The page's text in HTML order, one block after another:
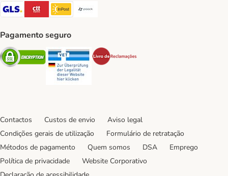
GLS Shipping Method
CTTExpress Shipping Method
InPost Shipping Method
Pagamento seguro
Security Security
Contactos Custos de envio
Aviso legal
Condições gerais de utilização
Formulário de retratação
Métodos de pagamento
Quem somos DSA
Emprego
Política de privacidade
Website Corporativo